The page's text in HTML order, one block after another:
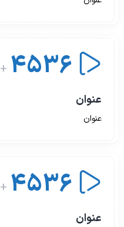
4536
+
عنوان
عنوان
4536
+
عنوان